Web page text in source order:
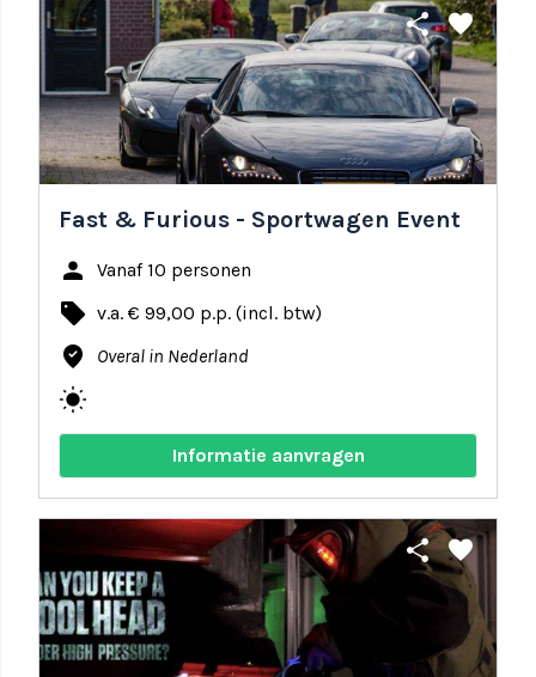
share favorite
Fast & Furious - Sportwagen Event
person Vanaf 10 personen
local_offer v.a. € 99,00 p.p. (incl. btw)
where_to_vote Overal in Nederland
wb_sunny
Informatie aanvragen
share favorite